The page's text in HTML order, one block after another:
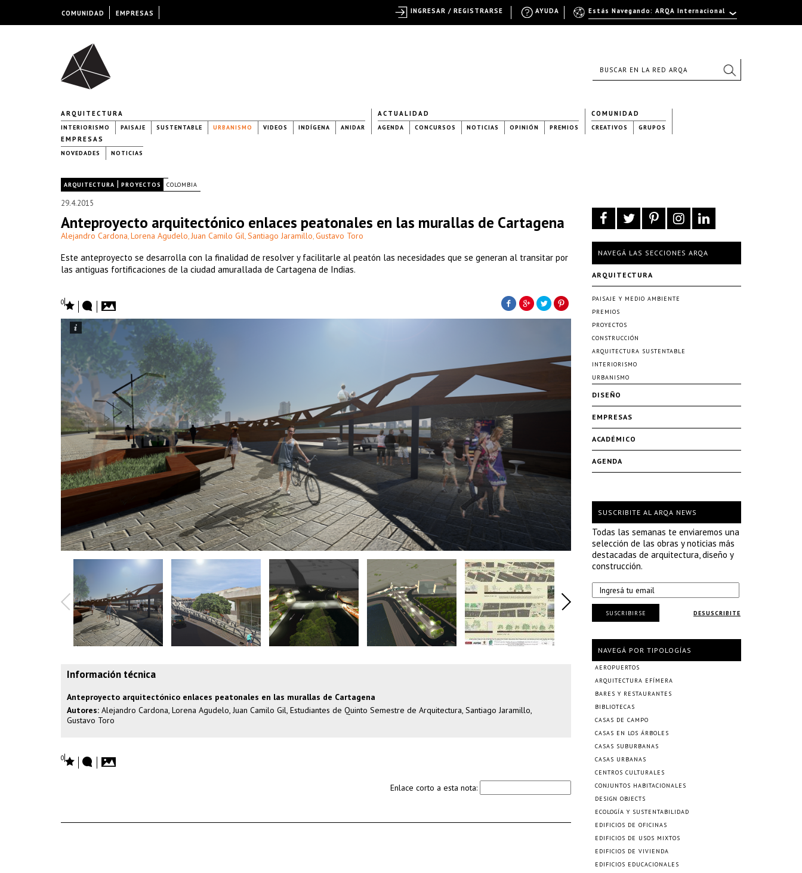
ARQUITECTURA
INTERIORISMO PAISAJE SUSTENTABLE URBANISMO VIDEOS INDÍGENA ANIDAR
ACTUALIDAD
AGENDA CONCURSOS NOTICIAS OPINIÓN PREMIOS
COMUNIDAD
CREATIVOS GRUPOS
EMPRESAS
NOVEDADES NOTICIAS
ARQUITECTURA | PROYECTOS COLOMBIA
29.4.2015
Anteproyecto arquitectónico enlaces peatonales en las murallas de Cartagena
Alejandro Cardona, Lorena Agudelo, Juan Camilo Gil, Santiago Jaramillo, Gustavo Toro
Este anteproyecto se desarrolla con la finalidad de resolver y facilitarle al peatón las necesidades que se generan al transitar por
las antiguas fortificaciones de la ciudad amurallada de Cartagena de Indias.
0
Información técnica
Anteproyecto arquitectónico enlaces peatonales en las murallas de Cartagena
Autores: Alejandro Cardona, Lorena Agudelo, Juan Camilo Gil, Estudiantes de Quinto Semestre de Arquitectura, Santiago Jaramillo,
Gustavo Toro
0
Enlace corto a esta nota:
NAVEGÁ LAS SECCIONES ARQA
ARQUITECTURA
PAISAJE Y MEDIO AMBIENTE
PREMIOS
PROYECTOS
CONSTRUCCIÓN
ARQUITECTURA SUSTENTABLE
INTERIORISMO
URBANISMO
DISEÑO
EMPRESAS
ACADÉMICO
AGENDA
SUSCRIBITE AL ARQA NEWS
Todas las semanas te enviaremos una
selección de las obras y noticias más
destacadas de arquitectura, diseño y
construcción.
DESUSCRIBITE
SUSCRIBIRSE
NAVEGÁ POR TIPOLOGÍAS
AEROPUERTOS
ARQUITECTURA EFÍMERA
BARES Y RESTAURANTES
BIBLIOTECAS
CASAS DE CAMPO
CASAS EN LOS ÁRBOLES
CASAS SUBURBANAS
CASAS URBANAS
CENTROS CULTURALES
CONJUNTOS HABITACIONALES
DESIGN OBJECTS
ECOLOGÍA Y SUSTENTABILIDAD
EDIFICIOS DE OFICINAS
EDIFICIOS DE USOS MIXTOS
EDIFICIOS DE VIVIENDA
EDIFICIOS EDUCACIONALES
COMUNIDAD EMPRESAS Estás Navegando: ARQA Internacional
AYUDA
INGRESAR / REGISTRARSE